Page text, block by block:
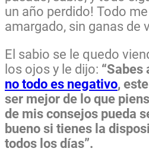
un año perdido! Todo
amargado, sin ganas de
El sabio se le quedo
los ojos y le dijo: “Sabes
no todo es negativo,
ser mejor de lo que
de mis consejos pueda
bueno si tienes la
todos los días”.